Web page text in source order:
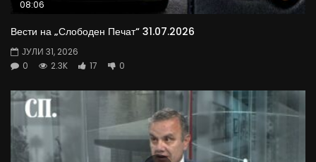
08:06
Вести на „Слободен Печат“ 31.07.2026
ЈУЛИ 31, 2026
0
2.3K 17 0